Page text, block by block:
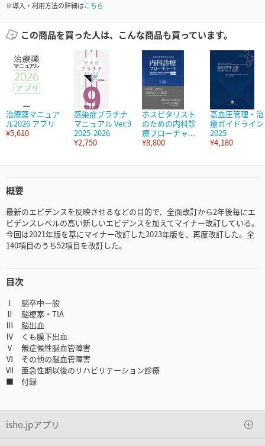
※導入・利用方法の詳細はこちら
この商品を買った人は、こんな商品も買っています。
治療薬マニュア
ル2026 アプリ
¥5,610
感染症プラチナ
マニュアル Ver.9
2025-2026
¥2,750
ホスピタリスト
のための内科診
療フローチャ...
¥8,800
高血圧管理・治
療ガイドライン
2025
¥4,180
概要
最新のエビデンスを反映させるなどの目的で、全面改訂から2年後毎にエ
ビデンスレベルの高い新しいエビデンスを加えてマイナー改訂している。
今回は2021年版を基にマイナー改訂した2023年版を、再度改訂した。全
140項目のうち52項目を改訂した。
目次
Ⅰ 脳卒中一般
Ⅱ 脳梗塞・TIA
Ⅲ 脳出血
Ⅳ くも膜下出血
Ⅴ 無症候性脳血管障害
Ⅵ その他の脳血管障害
Ⅶ 亜急性期以後のリハビリテーション診療
■ 付録
isho.jpアプリ